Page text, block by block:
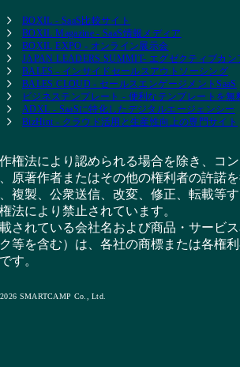
BOXIL - SaaS比較サイト
BOXIL Magazine - SaaS情報メディア
BOXIL EXPO - オンライン展示会
JAPAN LEADERS SUMMIT- エグゼクティブカン
BALES - インサイドセールスアウトソーシング
BALES CLOUD - セールスエンゲージメントSaaS
ビジネステンプレート - 便利なテンプレートを無
ADXL - SaaSに特化したデジタルエージェンシー
BizHint - クラウド活用と生産性向上の専門サイト
権法により認められる場合を除き、コ
原著作者またはその他の権利者の許諾
、複製、公衆送信、改変、修正、転載等
法により禁止されています。
されている会社名および商品・サービ
等を含む）は、各社の商標または各権
す。
SMARTCAMP Co., Ltd.